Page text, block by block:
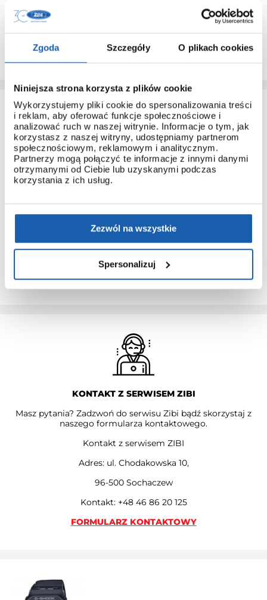
Zgoda Szczegóły O plikach cookies
Niniejsza strona korzysta z plików cookie
Wykorzystujemy pliki cookie do spersonalizowania treści
i reklam, aby oferować funkcje społecznościowe i
analizować ruch w naszej witrynie. Informacje o tym, jak
korzystasz z naszej witryny, udostępniamy partnerom
społecznościowym, reklamowym i analitycznym.
Partnerzy mogą połączyć te informacje z innymi danymi
otrzymanymi od Ciebie lub uzyskanymi podczas
korzystania z ich usług.
Zezwól na wszystkie
Spersonalizuj
dystrybucji ZIBI dołączana jest instrukcja obsługi w języku
Dzięki temu łatwo poznasz obsługę nawet najbardziej
zaawansowanych modeli.
3 + 3 LATA GWARANCJI
na warunkach określonych w gwarancji trzyletniej jeśli
kupujący dokona wpłaty w terminie do 30 dni od daty
zakupu.
Przedłużenie gwarancji obejmuje jedynie zegarki marki G-
PRZEDŁUŻ GWARANCJĘ
KONTAKT Z SERWISEM ZIBI
Masz pytania? Zadzwoń do serwisu Zibi bądź skorzystaj z
naszego formularza kontaktowego.
Kontakt z serwisem ZIBI
Adres: ul. Chodakowska 10,
96-500 Sochaczew
Kontakt: +48 46 86 20 125
FORMULARZ KONTAKTOWY